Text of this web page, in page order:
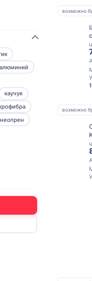
алюминий
каучук
неопрен
возможно
возможно